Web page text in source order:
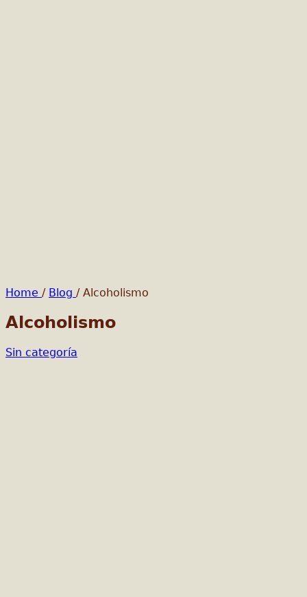
Home / Blog / Alcoholismo
Alcoholismo
Sin categoría